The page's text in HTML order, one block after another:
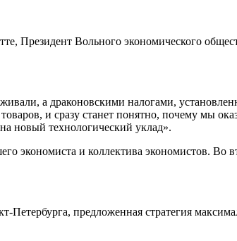
Президент Вольного экономического
а драконовскими налогами,
и сразу станет понятно, почему мы
новый технологический уклад».
экономиста и коллектива экономистов. Во
Петербурга, предложенная стратегия